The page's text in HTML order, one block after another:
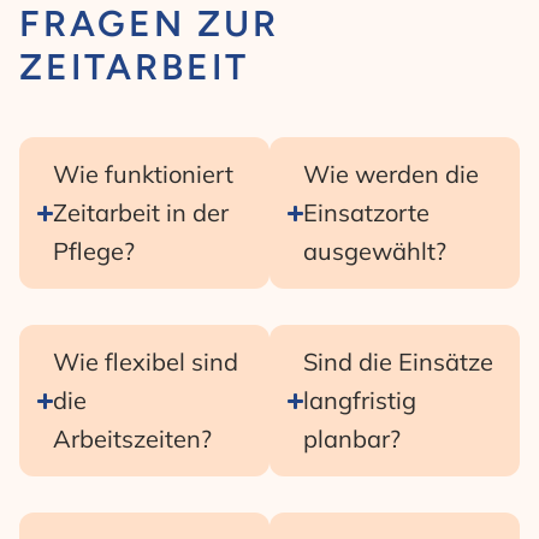
FRAGEN ZUR
ZEITARBEIT
Wie funktioniert
Zeitarbeit in der
Pflege?
Wie flexibel sind
die
Arbeitszeiten?
Wie werden die
Einsatzorte
ausgewählt?
Sind die Einsätze
langfristig
planbar?